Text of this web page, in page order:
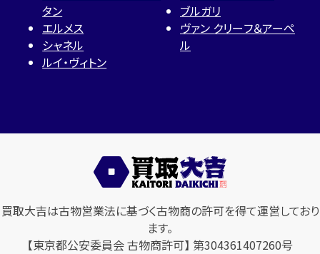
タン
エルメス
シャネル
ルイ・ヴィトン
ブルガリ
ヴァン クリーフ＆アーペ
ル
買取大吉は古物営業法に基づく古物商の許可を得て運営しており
ます。
【東京都公安委員会 古物商許可】 第304361407260号